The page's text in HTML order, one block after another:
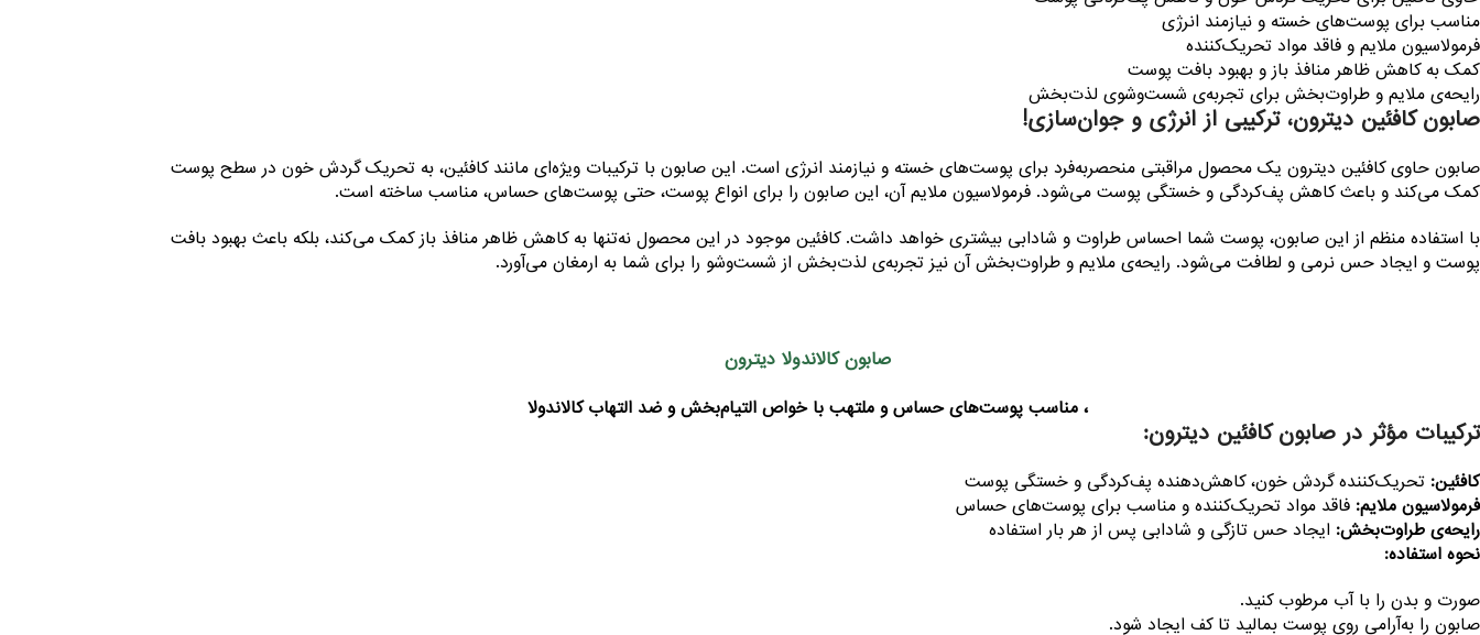
مناسب برای پوست‌های خسته و نیازمند انرژی
فرمولاسیون ملایم و فاقد مواد تحریک‌کننده
کمک به کاهش ظاهر منافذ باز و بهبود بافت پوست
رایحه‌ی ملایم و طراوت‌بخش برای تجربه‌ی شست‌وشوی لذت‌بخش
صابون کافئین دیترون، ترکیبی از انرژی و جوان‌سازی!
صابون حاوی کافئین دیترون یک محصول مراقبتی منحصربه‌فرد برای پوست‌های خسته و نیازمند انرژی است. این صابون با ترکیبات ویژه‌ای مانند کافئین، به تحریک گردش خون در سطح پوست
کمک می‌کند و باعث کاهش پف‌کردگی و خستگی پوست می‌شود. فرمولاسیون ملایم آن، این صابون را برای انواع پوست، حتی پوست‌های حساس، مناسب ساخته است.
با استفاده منظم از این صابون، پوست شما احساس طراوت و شادابی بیشتری خواهد داشت. کافئین موجود در این محصول نه‌تنها به کاهش ظاهر منافذ باز کمک می‌کند، بلکه باعث بهبود بافت
پوست و ایجاد حس نرمی و لطافت می‌شود. رایحه‌ی ملایم و طراوت‌بخش آن نیز تجربه‌ی لذت‌بخش از شست‌وشو را برای شما به ارمغان می‌آورد.
صابون کالاندولا دیترون
، مناسب پوست‌های حساس و ملتهب با خواص التیام‌بخش و ضد التهاب کالاندولا
ترکیبات مؤثر در صابون کافئین دیترون:
کافئین: تحریک‌کننده گردش خون، کاهش‌دهنده پف‌کردگی و خستگی پوست
فرمولاسیون ملایم: فاقد مواد تحریک‌کننده و مناسب برای پوست‌های حساس
رایحه‌ی طراوت‌بخش: ایجاد حس تازگی و شادابی پس از هر بار استفاده
نحوه استفاده:
صورت و بدن را با آب مرطوب کنید.
صابون را به‌آرامی روی پوست بمالید تا کف ایجاد شود.